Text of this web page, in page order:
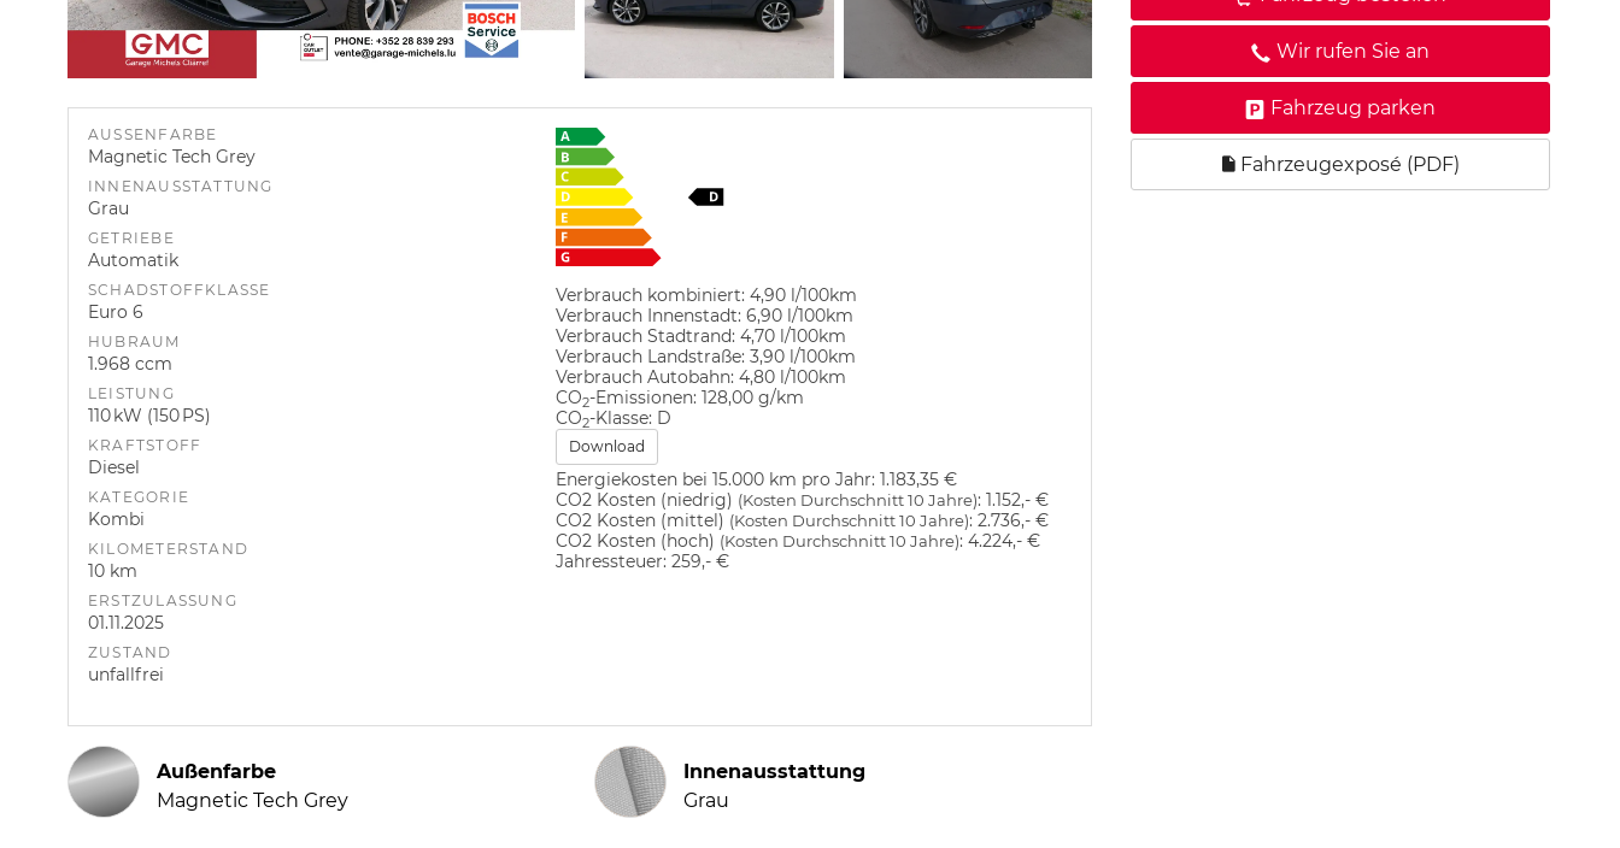
Wir rufen Sie an
Fahrzeug parken
Fahrzeugexposé (PDF)
AUSSENFARBE
Magnetic Tech Grey
INNENAUSSTATTUNG
Grau
GETRIEBE
Automatik
SCHADSTOFFKLASSE
Euro 6
HUBRAUM
1.968 ccm
LEISTUNG
110 kW (150 PS)
KRAFTSTOFF
Diesel
KATEGORIE
Kombi
KILOMETERSTAND
10 km
ERSTZULASSUNG
01.11.2025
ZUSTAND
unfallfrei
Verbrauch kombiniert: 4,90 l/100km
Verbrauch Innenstadt: 6,90 l/100km
Verbrauch Stadtrand: 4,70 l/100km
Verbrauch Landstraße: 3,90 l/100km
Verbrauch Autobahn: 4,80 l/100km
CO2-Emissionen: 128,00 g/km
CO2-Klasse: D
Download
Energiekosten bei 15.000 km pro Jahr: 1.183,35 €
CO2 Kosten (niedrig) (Kosten Durchschnitt 10 Jahre): 1.152,- €
CO2 Kosten (mittel) (Kosten Durchschnitt 10 Jahre): 2.736,- €
CO2 Kosten (hoch) (Kosten Durchschnitt 10 Jahre): 4.224,- €
Jahressteuer: 259,- €
Außenfarbe
Magnetic Tech Grey
Innenausstattung
Innenausstattung
Grau